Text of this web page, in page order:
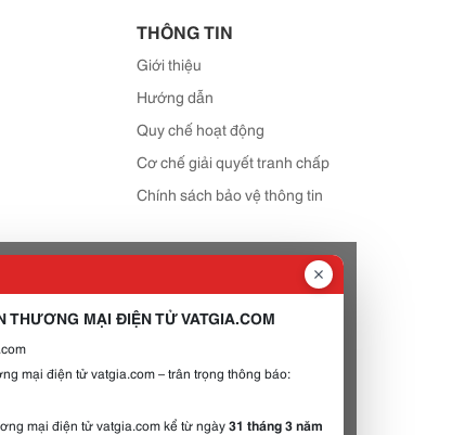
THÔNG TIN
Giới thiệu
Hướng dẫn
Quy chế hoạt động
Cơ chế giải quyết tranh chấp
Chính sách bảo vệ thông tin
THƯƠNG MẠI ĐIỆN TỬ VATGIA.COM
mại điện tử vatgia.com – trân trọng thông báo:
mại điện tử vatgia.com kể từ ngày31 tháng 3 năm